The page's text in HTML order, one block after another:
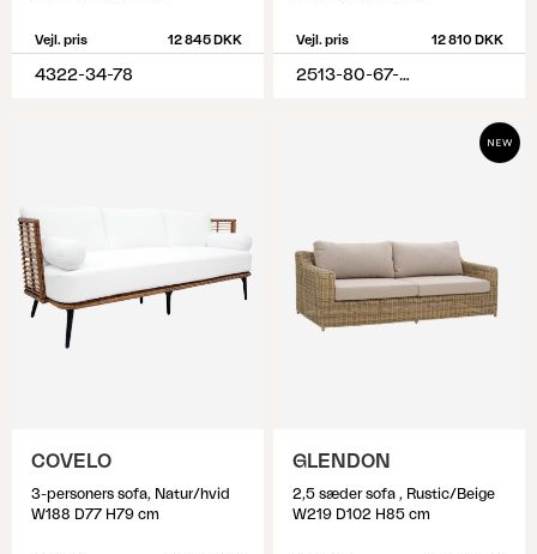
Vejl. pris 12 845 DKK
4322-34-78
Vejl. pris 12 810 DKK
2513-80-67-282
COVELO
3-personers sofa, Natur/hvid
W188 D77 H79 cm
GLENDON
2,5 sæder sofa , Rustic/Beige
W219 D102 H85 cm